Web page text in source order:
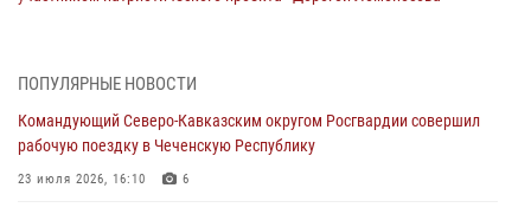
исполнилось 20 лет
08 августа 2026, 07:00
ПОПУЛЯРНЫЕ НОВОСТИ
Командующий Северо-Кавказским округом Росгвардии совершил
рабочую поездку в Чеченскую Республику
23 июля 2026, 16:10 6